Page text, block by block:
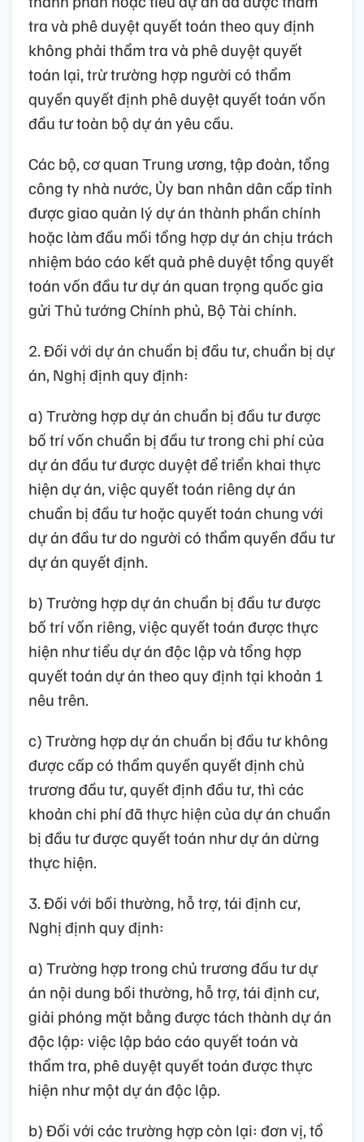
tra và phê duyệt quyết toán theo quy định
không phải thẩm tra và phê duyệt quyết
toán lại, trừ trường hợp người có thẩm
quyền quyết định phê duyệt quyết toán vốn
đầu tư toàn bộ dự án yêu cầu.
Các bộ, cơ quan Trung ương, tập đoàn, tổng
công ty nhà nước, Ủy ban nhân dân cấp tỉnh
được giao quản lý dự án thành phần chính
hoặc làm đầu mối tổng hợp dự án chịu trách
nhiệm báo cáo kết quả phê duyệt tổng quyết
toán vốn đầu tư dự án quan trọng quốc gia
gửi Thủ tướng Chính phủ, Bộ Tài chính.
2. Đối với dự án chuẩn bị đầu tư, chuẩn bị dự
án, Nghị định quy định:
a) Trường hợp dự án chuẩn bị đầu tư được
bố trí vốn chuẩn bị đầu tư trong chi phí của
dự án đầu tư được duyệt để triển khai thực
hiện dự án, việc quyết toán riêng dự án
chuẩn bị đầu tư hoặc quyết toán chung với
dự án đầu tư do người có thẩm quyền đầu tư
dự án quyết định.
b) Trường hợp dự án chuẩn bị đầu tư được
bố trí vốn riêng, việc quyết toán được thực
hiện như tiểu dự án độc lập và tổng hợp
quyết toán dự án theo quy định tại khoản 1
nêu trên.
c) Trường hợp dự án chuẩn bị đầu tư không
được cấp có thẩm quyền quyết định chủ
trương đầu tư, quyết định đầu tư, thì các
khoản chi phí đã thực hiện của dự án chuẩn
bị đầu tư được quyết toán như dự án dừng
thực hiện.
3. Đối với bồi thường, hỗ trợ, tái định cư,
Nghị định quy định:
a) Trường hợp trong chủ trương đầu tư dự
án nội dung bồi thường, hỗ trợ, tái định cư,
giải phóng mặt bằng được tách thành dự án
độc lập: việc lập báo cáo quyết toán và
thẩm tra, phê duyệt quyết toán được thực
hiện như một dự án độc lập.
b) Đối với các trường hợp còn lại: đơn vị, tổ